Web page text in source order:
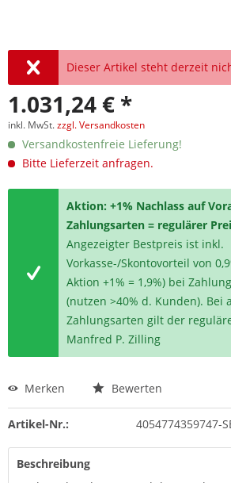
Dieser Artikel steht derzeit
1.031,24 € *
inkl. MwSt.zzgl. Versandkosten
Versandkostenfreie Lieferung!
Bitte Lieferzeit anfragen.
Aktion: +1% Nachlass auf
Zahlungsarten = regulärer
Angezeigter Bestpreis ist inkl.
Vorkasse-/Skontovorteil von
Aktion +1% = 1,9%) bei
(nutzen >40% d. Kunden). Bei
Zahlungsarten gilt der
Manfred P. Zilling
Merken Bewerten
Artikel-Nr.: 4054774359747-
Beschreibung